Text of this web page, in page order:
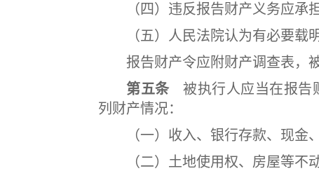
（四）违反报告财产义务应承担
（五）人民法院认为有必要载明
报告财产令应附财产调查表，被
第五条 被执行人应当在报告
列财产情况：
（一）收入、银行存款、现金、
（二）土地使用权、房屋等不动